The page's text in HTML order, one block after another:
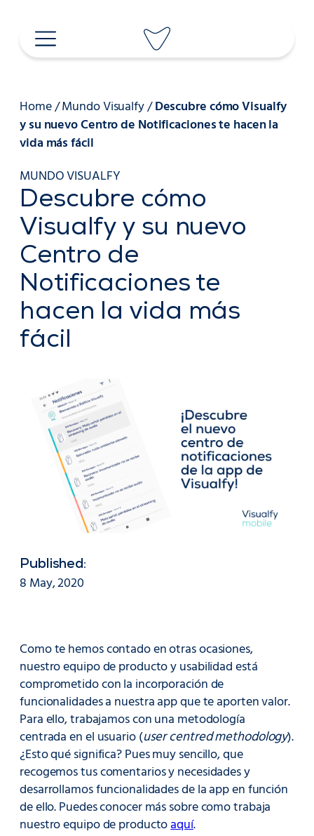
contenido
Home/Mundo Visualfy/Descubre cómo Visualfy
y su nuevo Centro de Notificaciones te hacen la
vida más fácil
MUNDO VISUALFY
Descubre cómo
Visualfy y su nuevo
Centro de
Notificaciones te
hacen la vida más
fácil
Published:
8 May, 2020
Como te hemos contado en otras ocasiones,
nuestro equipo de producto y usabilidad está
comprometido con la incorporación de
funcionalidades a nuestra app que te aporten valor.
Para ello, trabajamos con una metodología
centrada en el usuario (user centred methodology).
¿Esto qué significa? Pues muy sencillo, que
recogemos tus comentarios y necesidades y
desarrollamos funcionalidades de la app en función
de ello. Puedes conocer más sobre como trabaja
nuestro equipo de productoaquí.